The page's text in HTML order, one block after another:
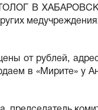
В
от рублей,
в «Мирите» у